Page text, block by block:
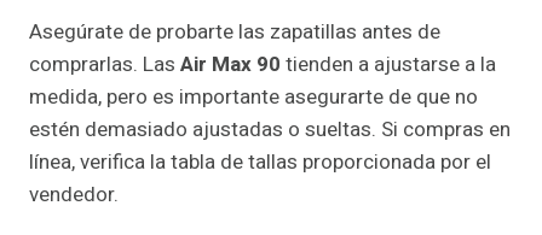
Asegúrate de probarte las zapatillas antes de
comprarlas. Las Air Max 90 tienden a ajustarse a la
medida, pero es importante asegurarte de que no
estén demasiado ajustadas o sueltas. Si compras en
línea, verifica la tabla de tallas proporcionada por el
vendedor.